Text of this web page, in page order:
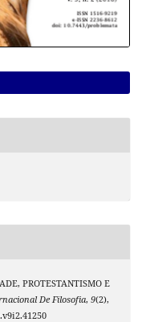
PROTESTANTISMO E
De Filosofia, 9(2),